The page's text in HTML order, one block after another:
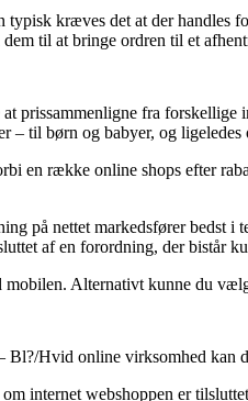
typisk kræves det at der
til at bringe ordren til et
prissammenligne fra
– til børn og babyer, og
en række online shops efter
på nettet markedsfører
af en forordning, der bistår
Alternativt kunne du
Hvid online virksomhed
internet webshoppen er